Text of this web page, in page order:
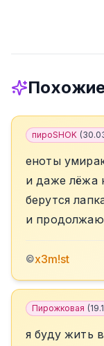
пироSHOK (
еноты
и даже лёжа
берутся
и
©x3m!st
Пирожковая (
я буду жить